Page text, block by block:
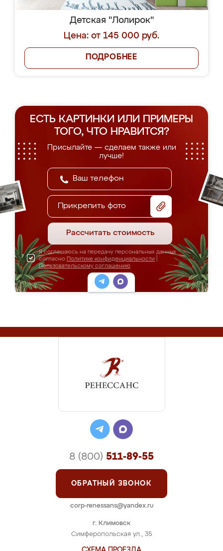
Детская "Лолирок"
Цена: от 145 000 руб.
ПОДРОБНЕЕ
ЕСТЬ КАРТИНКИ ИЛИ ПРИМЕРЫ
ТОГО, ЧТО НРАВИТСЯ?
Присылайте — сделаем также или
лучше!
Прикрепить фото
Рассчитать стоимость
Я соглашаюсь на передачу персональных данных
согласно Политике конфиденциальности
Пользовательскому соглашению
г. Климовск
Симферопольская ул., 35
8 (800) 511-89-55
ОБРАТНЫЙ ЗВОНОК
corp-renessans@yandex.ru